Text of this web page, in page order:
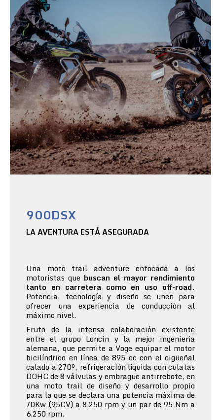
900DSX
LA AVENTURA ESTÁ ASEGURADA
Una moto trail adventure enfocada a los
motoristas que buscan el mayor rendimiento
tanto en carretera como en uso off-road.
Potencia, tecnología y diseño se unen para
ofrecer una experiencia de conducción al
máximo nivel.
Fruto de la intensa colaboración existente
entre el grupo Loncin y la mejor ingeniería
alemana, que permite a Voge equipar el motor
bicilíndrico en línea de 895 cc con el cigüeñal
calado a 270º, refrigeración líquida con culatas
DOHC de 8 válvulas y embrague antirrebote, en
una moto trail de diseño y desarrollo propio
para la que se declara una potencia máxima de
70Kw (95CV) a 8.250 rpm y un par de 95 Nm a
6.250 rpm.